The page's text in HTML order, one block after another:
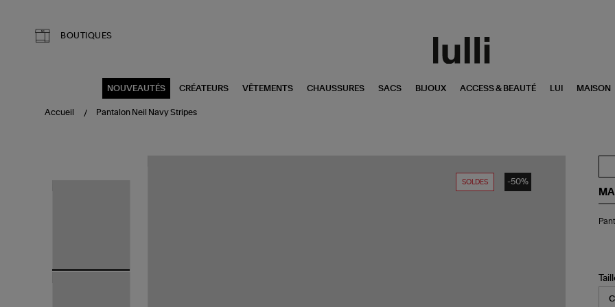
BOUTIQUES
NOUVEAUTÉS CRÉATEURS VÊTEMENTS CHAUSSURES SACS BIJOUX ACCESS & BEAUTÉ LUI MAISON
Accueil Pantalon Neil Navy Stripes
SOLDES -50%